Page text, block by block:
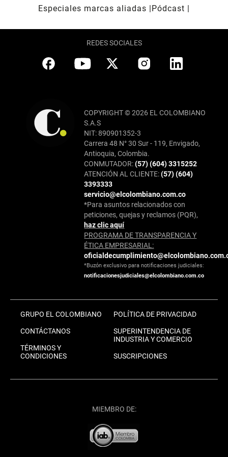
Especiales marcas aliadas Pódcast
REDES SOCIALES
COPYRIGHT © 2026 EL COLOMBIANO
S.A.S
NIT: 890901352-3
Carrera 48 N° 30 Sur - 119, Envigado,
Antioquia, Colombia.
CONMUTADOR:(57) (604) 3315252
ATENCIÓN AL CLIENTE:(57) (604)
3393333
servicio@elcolombiano.com.co
*Para asuntos relacionados con
peticiones, quejas y reclamos (PQR),
haz clic aquí
PROGRAMA DE TRANSPARENCIA Y
ÉTICA EMPRESARIAL:
*Buzón exclusivo para notificaciones judiciales:
notificacionesjudiciales@elcolombiano.com.co
GRUPO EL COLOMBIANO
CONTÁCTANOS
TÉRMINOS Y
CONDICIONES
POLÍTICA DE PRIVACIDAD
SUPERINTENDENCIA DE
INDUSTRIA Y COMERCIO
SUSCRIPCIONES
MIEMBRO DE: